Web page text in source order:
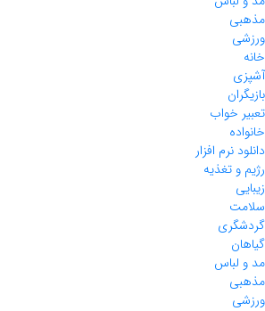
مذهبی
ورزشی
خانه
آشپزی
بازیگران
تعبیر خواب
خانواده
دانلود نرم افزار
رژیم و تغذیه
زیبایی
سلامت
گردشگری
گیاهان
مد و لباس
مذهبی
ورزشی